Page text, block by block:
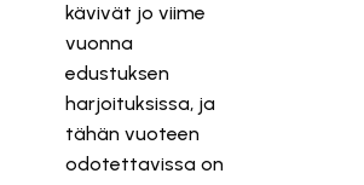
kävivät jo viime
vuonna
edustuksen
harjoituksissa, ja
tähän vuoteen
odotettavissa on